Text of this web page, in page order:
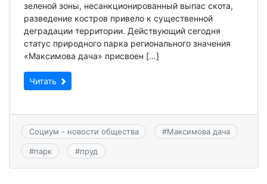
зеленой зоны, несанкционированный выпас скота,
разведение костров привело к существенной
деградации территории. Действующий сегодня
статус природного парка регионального значения
«Максимова дача» присвоен […]
Читать
Социум - новости общества #Максимова дача
#парк #пруд